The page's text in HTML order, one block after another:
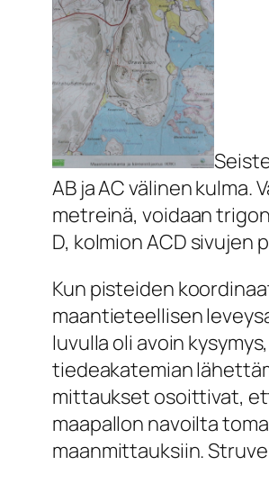
AB ja AC välinen kulma.
metreinä, voidaan
D, kolmion ACD sivujen
Kun pisteiden
maantieteellisen
luvulla oli avoin
tiedeakatemian
mittaukset osoittivat,
maapallon navoilta
maanmittauksiin.